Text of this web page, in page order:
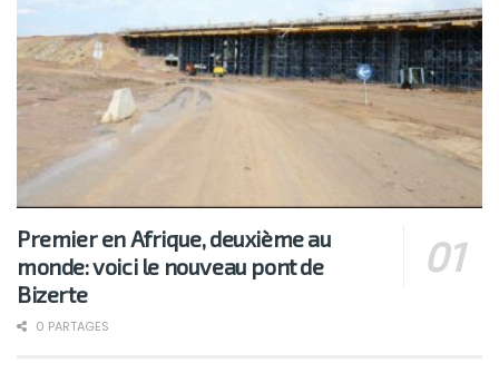
Premier en Afrique, deuxième au
monde: voici le nouveau pont de
Bizerte
0 PARTAGES